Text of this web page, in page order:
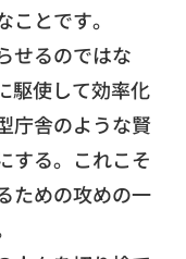
とです。
せるのではな
駆使して効率化
庁舎のような賢
する。これこそ
ための攻めの一